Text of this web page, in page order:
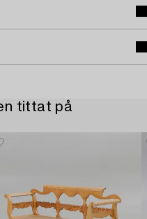
tittat på